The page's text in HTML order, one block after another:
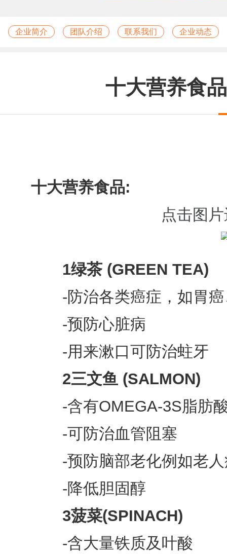
企业简介 团队介绍 联系我们 企业动态
十大营养食
十大营养食品:
点击图
1绿茶 (GREEN TEA)
-防治各类癌症，如胃癌
-预防心脏病
-用来漱口可防治蛀牙
2三文鱼 (SALMON)
-含有OMEGA-3S脂肪
-可防治血管阻塞
-预防脑部老化例如老人
-降低胆固醇
3菠菜(SPINACH)
-含大量铁质及叶酸